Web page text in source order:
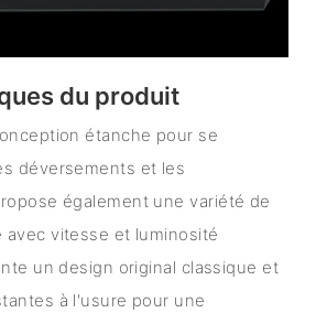
du produit
étanche pour se
déversements et les
également une variété de
avec vitesse et luminosité
un design original classique et
à l'usure pour une